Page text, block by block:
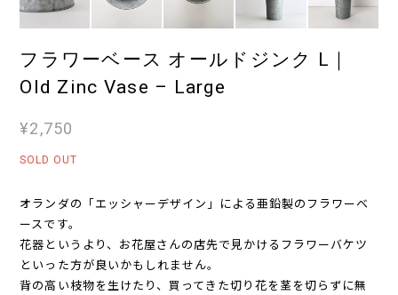
フラワーベース オールドジンク L｜
Old Zinc Vase – Large
¥2,750
SOLD OUT
オランダの「エッシャーデザイン」による亜鉛製のフラワーベ
ースです。
花器というより、お花屋さんの店先で見かけるフラワーバケツ
といった方が良いかもしれません。
背の高い枝物を生けたり、買ってきた切り花を茎を切らずに無